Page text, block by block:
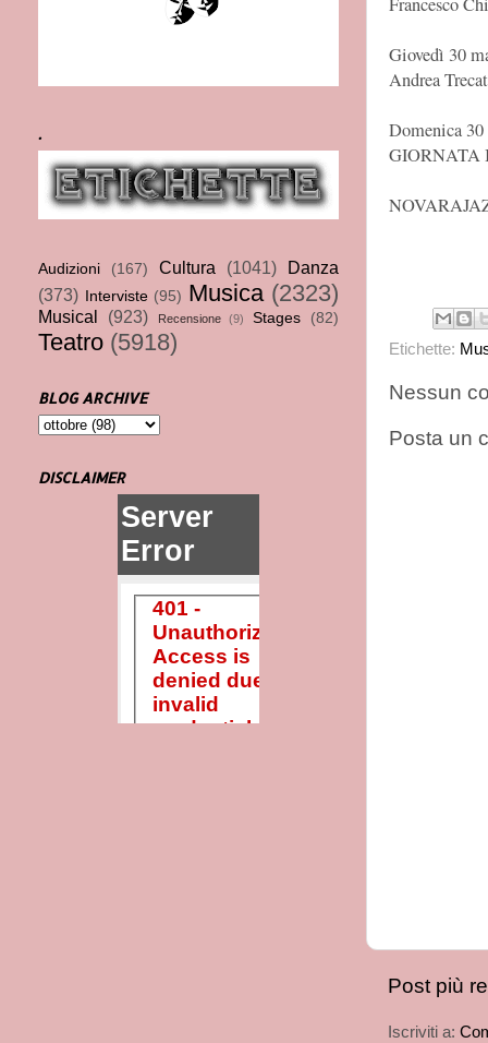
Giovedì 30
Andrea
Domenica
GIORNATA
Etichette:
Nessun
Posta un
Post più
Iscriviti a:
.
Audizioni (167) Cultura (1041)
Danza
(373)
Interviste (95) Musica (2323)
Musical (923) Recensione (9) Stages (82)
Teatro (5918)
BLOG ARCHIVE
DISCLAIMER